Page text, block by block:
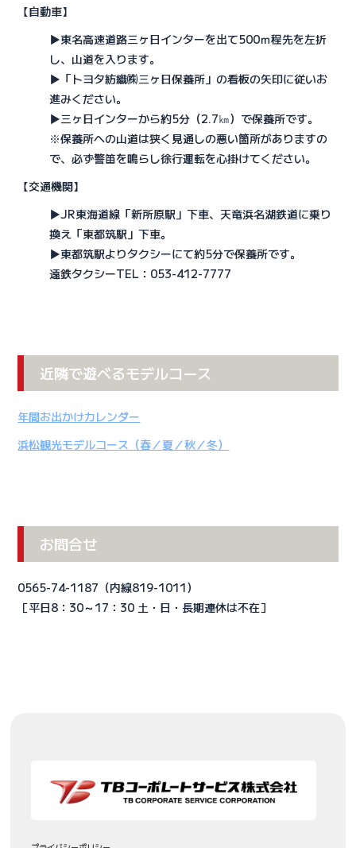
【自動車】
▶東名高速道路三ヶ日インターを出て500ｍ程先を左折
し、山道を入ります。
▶「トヨタ紡織㈱三ヶ日保養所」の看板の矢印に従いお
進みください。
▶三ヶ日インターから約5分（2.7㎞）で保養所です。
※保養所への山道は狭く見通しの悪い箇所がありますの
で、必ず警笛を鳴らし徐行運転を心掛けてください。
【交通機関】
▶JR東海道線「新所原駅」下車、天竜浜名湖鉄道に乗り
換え「東都筑駅」下車。
▶東都筑駅よりタクシーにて約5分で保養所です。
遠鉄タクシーTEL：053-412-7777
近隣で遊べるモデルコース
年間お出かけカレンダー
浜松観光モデルコース（春／夏／秋／冬）
お問合せ
0565-74-1187（内線819-1011）
［平日8：30～17：30 土・日・長期連休は不在］